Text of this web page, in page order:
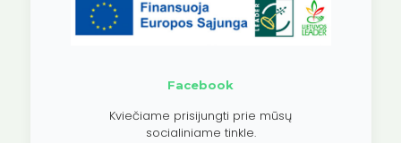
Facebook
Kviečiame prisijungti prie mūsų
socialiniame tinkle.